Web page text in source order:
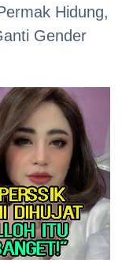
Hidung,
Gender